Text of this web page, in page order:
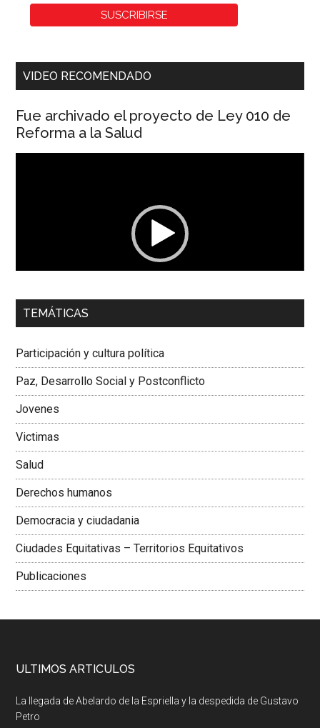
VIDEO RECOMENDADO
Fue archivado el proyecto de Ley 010 de
Reforma a la Salud
00:00 01:04
Dra. Carolina Corcho Mejía,Presidenta Corporación
Colombiana
TEMÁTICAS
Participación y cultura política
Paz, Desarrollo Social y Postconflicto
Jovenes
Victimas
Salud
Derechos humanos
Democracia y ciudadania
Ciudades Equitativas – Territorios Equitativos
Publicaciones
ULTIMOS ARTICULOS
La llegada de Abelardo de la Espriella y la despedida de Gustavo
Petro